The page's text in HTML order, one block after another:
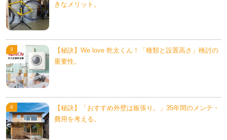
きなメリット。
【秘訣】We love 乾太くん！「種類と設置高さ」検討の
重要性。
【秘訣】「おすすめ外壁は板張り。」35年間のメンテ・
費用を考える。